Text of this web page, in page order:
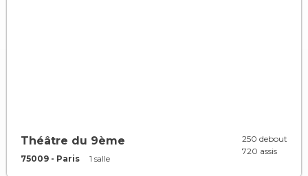
Théâtre du 9ème
75009 - Paris 1 salle
250 debout
720 assis